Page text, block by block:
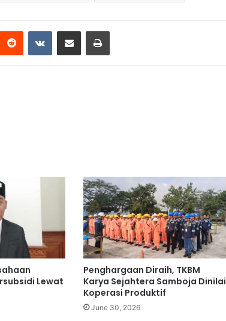
Reddit VKontakteShare via Email Print
Lewat
Penghargaan Diraih, TKBM
Karya Sejahtera Samboja Dinilai
Koperasi Produktif
June 30, 2026